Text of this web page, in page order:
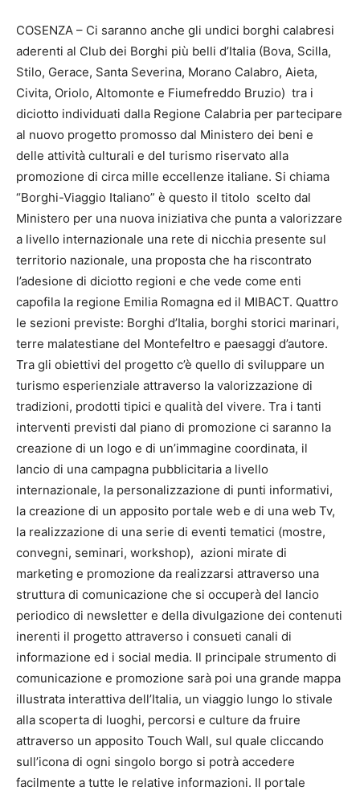
COSENZA – Ci saranno anche gli undici borghi calabresi
aderenti al Club dei Borghi più belli d’Italia (Bova, Scilla,
Stilo, Gerace, Santa Severina, Morano Calabro, Aieta,
Civita, Oriolo, Altomonte e Fiumefreddo Bruzio) tra i
diciotto individuati dalla Regione Calabria per partecipare
al nuovo progetto promosso dal Ministero dei beni e
delle attività culturali e del turismo riservato alla
promozione di circa mille eccellenze italiane. Si chiama
“Borghi-Viaggio Italiano” è questo il titolo scelto dal
Ministero per una nuova iniziativa che punta a valorizzare
a livello internazionale una rete di nicchia presente sul
territorio nazionale, una proposta che ha riscontrato
l’adesione di diciotto regioni e che vede come enti
capofila la regione Emilia Romagna ed il MIBACT. Quattro
le sezioni previste: Borghi d’Italia, borghi storici marinari,
terre malatestiane del Montefeltro e paesaggi d’autore.
Tra gli obiettivi del progetto c’è quello di sviluppare un
turismo esperienziale attraverso la valorizzazione di
tradizioni, prodotti tipici e qualità del vivere. Tra i tanti
interventi previsti dal piano di promozione ci saranno la
creazione di un logo e di un’immagine coordinata, il
lancio di una campagna pubblicitaria a livello
internazionale, la personalizzazione di punti informativi,
la creazione di un apposito portale web e di una web Tv,
la realizzazione di una serie di eventi tematici (mostre,
convegni, seminari, workshop), azioni mirate di
marketing e promozione da realizzarsi attraverso una
struttura di comunicazione che si occuperà del lancio
periodico di newsletter e della divulgazione dei contenuti
inerenti il progetto attraverso i consueti canali di
informazione ed i social media. Il principale strumento di
comunicazione e promozione sarà poi una grande mappa
illustrata interattiva dell’Italia, un viaggio lungo lo stivale
alla scoperta di luoghi, percorsi e culture da fruire
attraverso un apposito Touch Wall, sul quale cliccando
sull’icona di ogni singolo borgo si potrà accedere
facilmente a tutte le relative informazioni. Il portale